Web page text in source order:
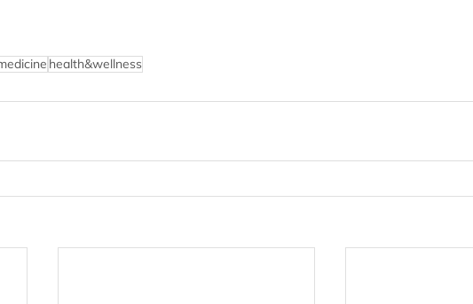
health&wellness